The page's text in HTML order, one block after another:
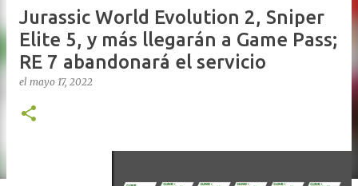
Jurassic World Evolution 2, Sniper
Elite 5, y más llegarán a Game Pass;
RE 7 abandonará el servicio
el mayo 17, 2022